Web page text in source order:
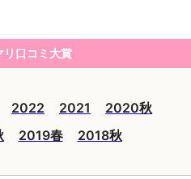
リ口コミ大賞
2022 2021
2020秋
2019春 2018秋